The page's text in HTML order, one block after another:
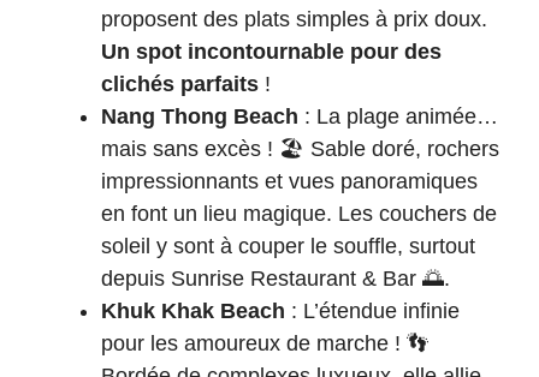
proposent des plats simples à prix doux.
Un spot incontournable pour des
clichés parfaits !
Nang Thong Beach : La plage animée…
mais sans excès ! 🏖️ Sable doré, rochers
impressionnants et vues panoramiques
en font un lieu magique. Les couchers de
soleil y sont à couper le souffle, surtout
depuis Sunrise Restaurant & Bar 🌅.
Khuk Khak Beach : L’étendue infinie
pour les amoureux de marche ! 👣